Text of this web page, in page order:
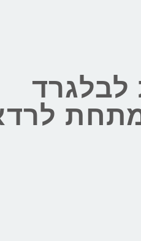
לבלגרד
מתחת